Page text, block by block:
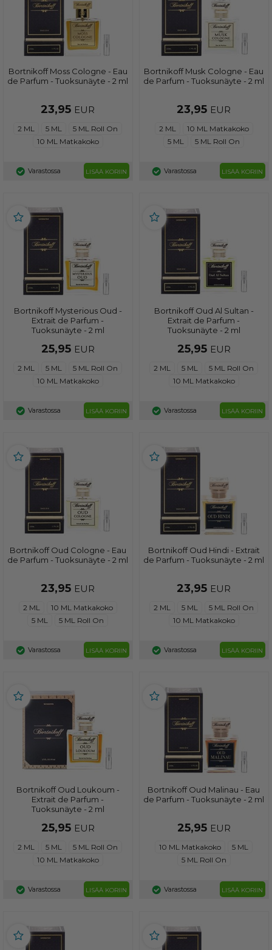
Bortnikoff Moss Cologne - Eau
de Parfum - Tuoksunäyte - 2 ml
23,95 EUR
2 ML 5 ML
5 ML Roll On
10 ML Matkakoko
Varastossa LISÄÄ KORIIN
Bortnikoff Musk Cologne - Eau
de Parfum - Tuoksunäyte - 2 ml
23,95 EUR
2 ML
10 ML Matkakoko
5 ML
5 ML Roll On
Varastossa LISÄÄ KORIIN
Bortnikoff Mysterious Oud -
Extrait de Parfum -
Tuoksunäyte - 2 ml
25,95 EUR
2 ML 5 ML
5 ML Roll On
10 ML Matkakoko
Varastossa LISÄÄ KORIIN
Bortnikoff Oud Al Sultan -
Extrait de Parfum -
Tuoksunäyte - 2 ml
25,95 EUR
2 ML 5 ML
5 ML Roll On
10 ML Matkakoko
Varastossa LISÄÄ KORIIN
Bortnikoff Oud Cologne - Eau
de Parfum - Tuoksunäyte - 2 ml
23,95 EUR
2 ML
10 ML Matkakoko
5 ML
5 ML Roll On
Varastossa LISÄÄ KORIIN
Bortnikoff Oud Hindi - Extrait
de Parfum - Tuoksunäyte - 2 ml
23,95 EUR
2 ML 5 ML
5 ML Roll On
10 ML Matkakoko
Varastossa LISÄÄ KORIIN
Bortnikoff Oud Loukoum -
Extrait de Parfum -
Tuoksunäyte - 2 ml
25,95 EUR
2 ML 5 ML
5 ML Roll On
10 ML Matkakoko
Varastossa LISÄÄ KORIIN
Bortnikoff Oud Malinau - Eau
de Parfum - Tuoksunäyte - 2 ml
25,95 EUR
10 ML Matkakoko
5 ML
5 ML Roll On
Varastossa LISÄÄ KORIIN